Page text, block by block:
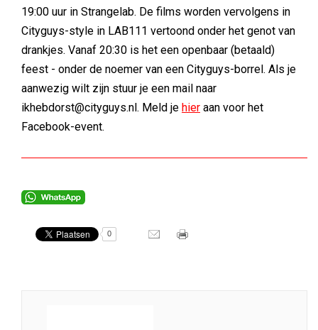
19:00 uur in Strangelab. De films worden vervolgens in
Cityguys-style in LAB111 vertoond onder het genot van
drankjes. Vanaf 20:30 is het een openbaar (betaald)
feest - onder de noemer van een Cityguys-borrel. Als je
aanwezig wilt zijn stuur je een mail naar
ikhebdorst@cityguys.nl. Meld je hier aan voor het
Facebook-event.
0